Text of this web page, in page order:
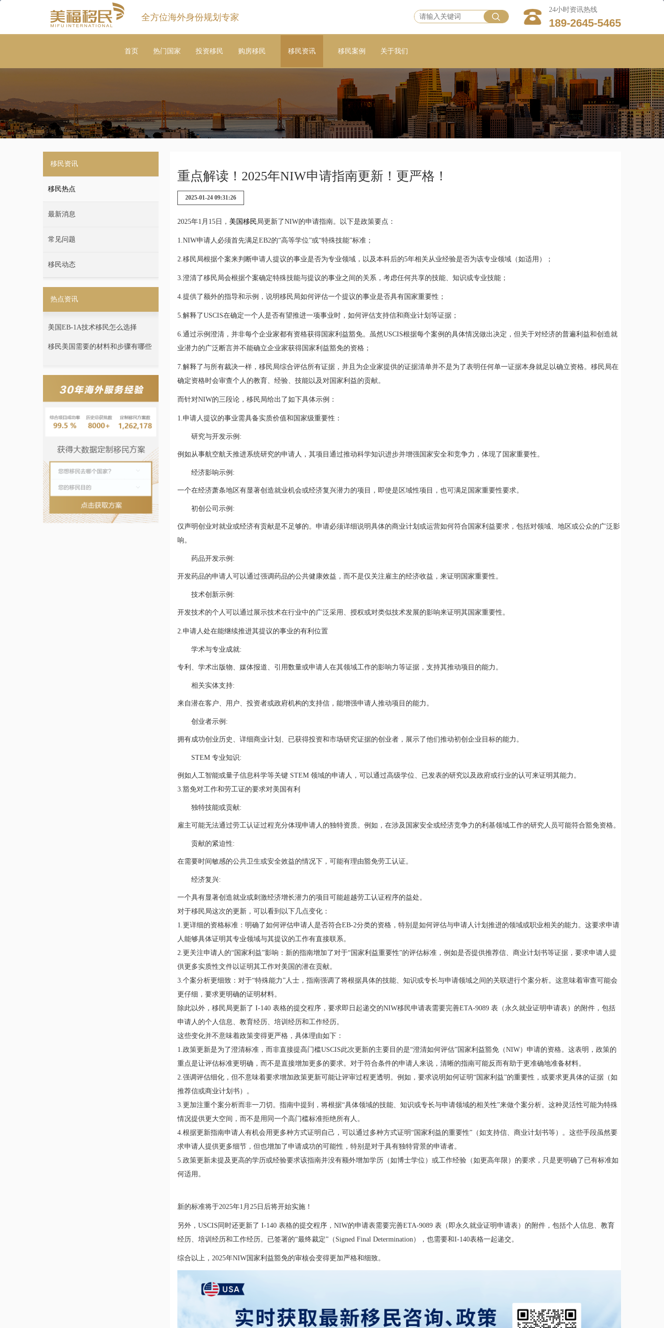
全方位海外身份规划专家
24小时资讯热线
189-2645-5465
首页 热门国家 投资移民 购房移民 移民资讯 移民案例 关于我们
移民资讯
移民热点
最新消息
常见问题
移民动态
热点资讯
美国EB-1A技术移民怎么选择
移民美国需要的材料和步骤有哪些
重点解读！2025年NIW申请指南更新！更严格！
2025-01-24 09:31:26
2025年1月15日， 美国移民 局更新了NIW的申请指南。以下是政策要点：
1.NIW申请人必须首先满足EB2的“高等学位”或“特殊技能”标准；
2.移民局根据个案来判断申请人提议的事业是否为专业领域，以及本科后的5年相关从业经验是否为该专业领域（如适用）；
3.澄清了移民局会根据个案确定特殊技能与提议的事业之间的关系，考虑任何共享的技能、知识或专业技能；
4.提供了额外的指导和示例，说明移民局如何评估一个提议的事业是否具有国家重要性；
5.解释了USCIS在确定一个人是否有望推进一项事业时，如何评估支持信和商业计划等证据；
6.通过示例澄清，并非每个企业家都有资格获得国家利益豁免。虽然USCIS根据每个案例的具体情况做出决定，但关于对经济的普遍利益和创造就
业潜力的广泛断言并不能确立企业家获得国家利益豁免的资格；
7.解释了与所有裁决一样，移民局综合评估所有证据，并且为企业家提供的证据清单并不是为了表明任何单一证据本身就足以确立资格。移民局在
确定资格时会审查个人的教育、经验、技能以及对国家利益的贡献。
而针对NIW的三段论，移民局给出了如下具体示例：
1.申请人提议的事业需具备实质价值和国家级重要性：
研究与开发示例:
例如从事航空航天推进系统研究的申请人，其项目通过推动科学知识进步并增强国家安全和竞争力，体现了国家重要性。
经济影响示例:
一个在经济萧条地区有显著创造就业机会或经济复兴潜力的项目，即使是区域性项目，也可满足国家重要性要求。
初创公司示例:
仅声明创业对就业或经济有贡献是不足够的。申请必须详细说明具体的商业计划或运营如何符合国家利益要求，包括对领域、地区或公众的广泛影
响。
药品开发示例:
开发药品的申请人可以通过强调药品的公共健康效益，而不是仅关注雇主的经济收益，来证明国家重要性。
技术创新示例:
开发技术的个人可以通过展示技术在行业中的广泛采用、授权或对类似技术发展的影响来证明其国家重要性。
2.申请人处在能继续推进其提议的事业的有利位置
学术与专业成就:
专利、学术出版物、媒体报道、引用数量或申请人在其领域工作的影响力等证据，支持其推动项目的能力。
相关实体支持:
来自潜在客户、用户、投资者或政府机构的支持信，能增强申请人推动项目的能力。
创业者示例:
拥有成功创业历史、详细商业计划、已获得投资和市场研究证据的创业者，展示了他们推动初创企业目标的能力。
STEM 专业知识:
例如人工智能或量子信息科学等关键 STEM 领域的申请人，可以通过高级学位、已发表的研究以及政府或行业的认可来证明其能力。
3.豁免对工作和劳工证的要求对美国有利
独特技能或贡献:
雇主可能无法通过劳工认证过程充分体现申请人的独特资质。例如，在涉及国家安全或经济竞争力的利基领域工作的研究人员可能符合豁免资格。
贡献的紧迫性:
在需要时间敏感的公共卫生或安全效益的情况下，可能有理由豁免劳工认证。
经济复兴:
一个具有显著创造就业或刺激经济增长潜力的项目可能超越劳工认证程序的益处。
对于移民局这次的更新，可以看到以下几点变化：
1.更详细的资格标准：明确了如何评估申请人是否符合EB-2分类的资格，特别是如何评估与申请人计划推进的领域或职业相关的能力。这要求申请
人能够具体证明其专业领域与其提议的工作有直接联系。
2.更关注申请人的“国家利益”影响：新的指南增加了对于“国家利益重要性”的评估标准，例如是否提供推荐信、商业计划书等证据，要求申请人提
供更多实质性文件以证明其工作对美国的潜在贡献。
3.个案分析更细致：对于“特殊能力”人士，指南强调了将根据具体的技能、知识或专长与申请领域之间的关联进行个案分析。这意味着审查可能会
更仔细，要求更明确的证明材料。
除此以外，移民局更新了 I-140 表格的提交程序，要求即日起递交的NIW移民申请表需要完善ETA-9089 表（永久就业证明申请表）的附件，包括
申请人的个人信息、教育经历、培训经历和工作经历。
这些变化并不意味着政策变得更严格，具体理由如下：
1.政策更新是为了澄清标准，而非直接提高门槛USCIS此次更新的主要目的是“澄清如何评估”国家利益豁免（NIW）申请的资格。这表明，政策的
重点是让评估标准更明确，而不是直接增加更多的要求。对于符合条件的申请人来说，清晰的指南可能反而有助于更准确地准备材料。
2.强调评估细化，但不意味着要求增加政策更新可能让评审过程更透明。例如，要求说明如何证明“国家利益”的重要性，或要求更具体的证据（如
推荐信或商业计划书）。
3.更加注重个案分析而非一刀切。指南中提到，将根据“具体领域的技能、知识或专长与申请领域的相关性”来做个案分析。这种灵活性可能为特殊
情况提供更大空间，而不是用同一个高门槛标准拒绝所有人。
4.根据更新指南申请人有机会用更多种方式证明自己，可以通过多种方式证明“国家利益的重要性”（如支持信、商业计划书等）。这些手段虽然要
求申请人提供更多细节，但也增加了申请成功的可能性，特别是对于具有独特背景的申请者。
5.政策更新未提及更高的学历或经验要求该指南并没有额外增加学历（如博士学位）或工作经验（如更高年限）的要求，只是更明确了已有标准如
何适用。
新的标准将于2025年1月25日后将开始实施！
另外，USCIS同时还更新了 I-140 表格的提交程序，NIW的申请表需要完善ETA-9089 表（即永久就业证明申请表）的附件，包括个人信息、教育
经历、培训经历和工作经历。已签署的“最终裁定”（Signed Final Determination），也需要和I-140表格一起递交。
综合以上，2025年NIW国家利益豁免的审核会变得更加严格和细致。